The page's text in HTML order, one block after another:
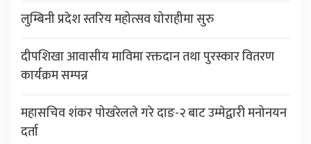
लुम्बिनी प्रदेश स्तरिय महोत्सव घोराहीमा सुरु
दीपशिखा आवासीय माविमा रक्तदान तथा पुरस्कार वितरण
कार्यक्रम सम्पन्न
महासचिव शंकर पोखरेलले गरे दाङ-२ बाट उम्मेद्वारी मनोनयन
दर्ता